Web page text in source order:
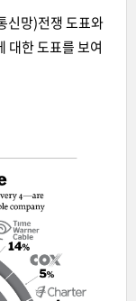
신망)전쟁 도표와
대한 도표를 보여